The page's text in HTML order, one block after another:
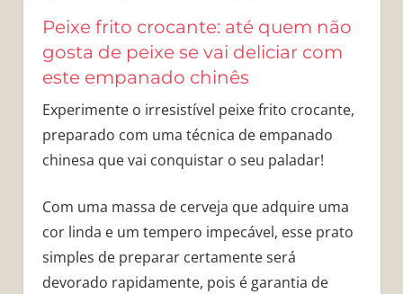
Peixe frito crocante: até quem não
gosta de peixe se vai deliciar com
este empanado chinês
Experimente o irresistível peixe frito crocante,
preparado com uma técnica de empanado
chinesa que vai conquistar o seu paladar!
Com uma massa de cerveja que adquire uma
cor linda e um tempero impecável, esse prato
simples de preparar certamente será
devorado rapidamente, pois é garantia de